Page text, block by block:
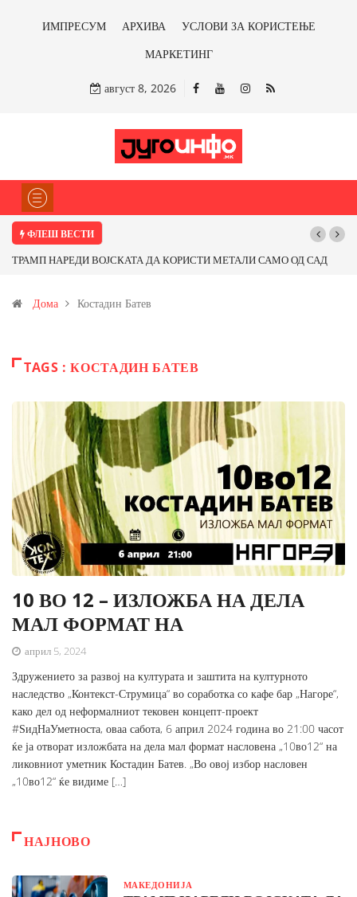
ИМПРЕСУМ АРХИВА
УСЛОВИ ЗА КОРИСТЕЊЕ
МАРКЕТИНГ
август 8, 2026
ФЛЕШ ВЕСТИ
ТРАМП НАРЕДИ ВОЈСКАТА ДА КОРИСТИ МЕТАЛИ САМО ОД САД
Иловица и со антимонот?
Дома Костадин Батев
TAGS : КОСТАДИН БАТЕВ
10 ВО 12 – ИЗЛОЖБА НА ДЕЛА
МАЛ ФОРМАТ НА
април 5, 2024
Здружението за развој на културата и заштита на културното
наследство „Контекст-Струмица“ во соработка со кафе бар „Нагоре“,
како дел од неформалниот тековен концепт-проект
#ЅидНаУметноста, оваа сабота, 6 април 2024 година во 21:00 часот
ќе ја отворат изложбата на дела мал формат насловена „10во12“ на
ликовниот уметник Костадин Батев. „Во овој избор насловен
„10во12“ ќе видиме […]
НАЈНОВО
МАКЕДОНИЈА